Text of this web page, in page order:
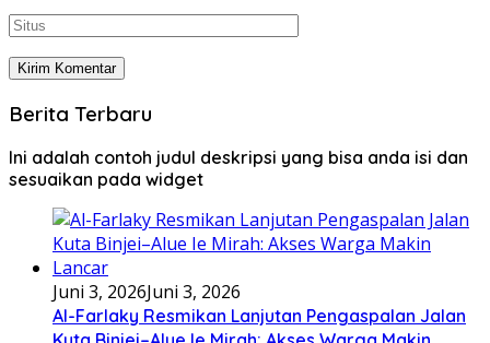
Berita Terbaru
Ini adalah contoh judul deskripsi yang bisa anda isi dan
sesuaikan pada widget
Juni 3, 2026Juni 3, 2026
Al-Farlaky Resmikan Lanjutan Pengaspalan Jalan